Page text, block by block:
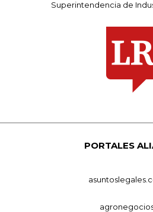
Superintendencia de
PORTALES